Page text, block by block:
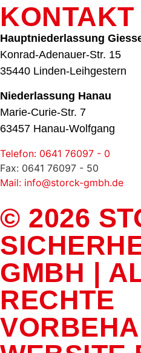
KONTAKT
Hauptniederlassung
Konrad-Adenauer-Str. 15
35440 Linden-Leihgestern
Niederlassung Hanau
Marie-Curie-Str. 7
63457 Hanau-Wolfgang
Telefon: 0641 76097 - 0
Fax: 0641 76097 - 50
Mail: info@storck-gmbh.de
© 2026
GMBH |
RECHTE